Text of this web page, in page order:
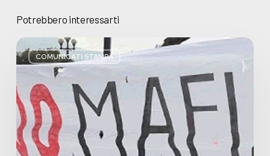
Potrebbero interessarti
COMUNICATI STAMPA
Basta
bugie,
Regione
Lombardia
pratica
l’antimafia
solo
a
parole